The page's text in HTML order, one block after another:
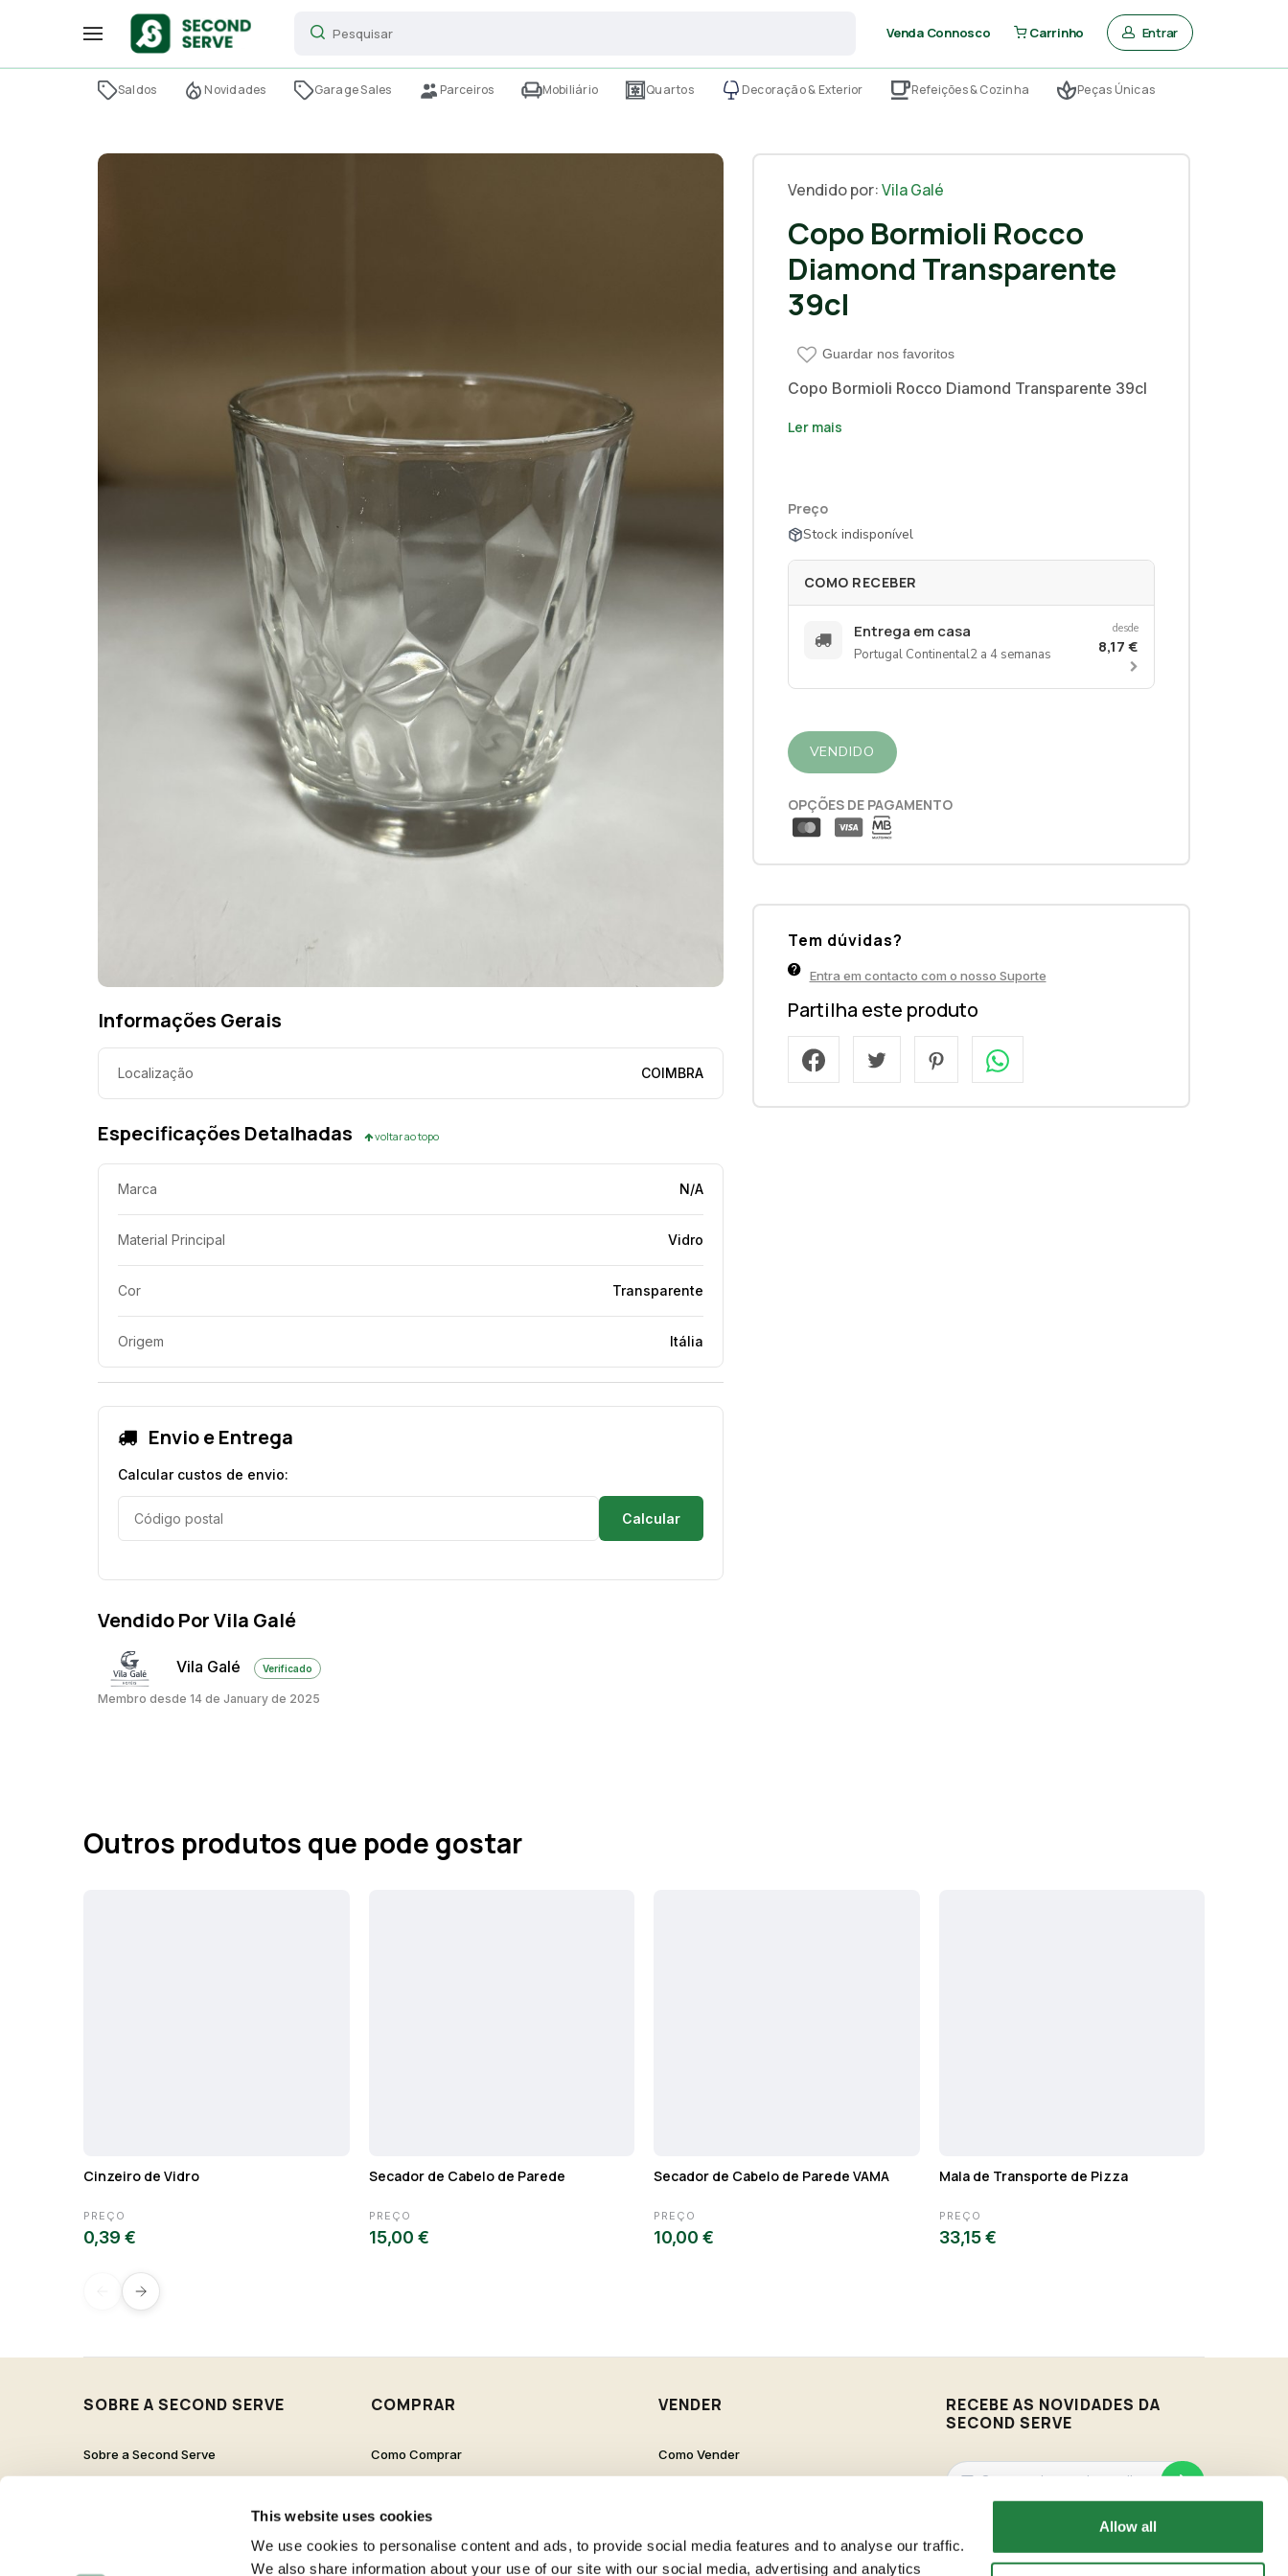
This website uses cookies
We use cookies to personalise content and ads, to provide social media features and to analyse our traffic.
We also share information about your use of our site with our social media, advertising and analytics
Allow all
Venda Connosco Carrinho Entrar
Saldos Novidades Garage Sales Parceiros Mobiliário Quartos Decoração & Exterior Refeições & Cozinha Peças Únicas
Informações Gerais
Localização COIMBRA
Especificações Detalhadas voltar ao topo
Marca N/A
Material Principal Vidro
Cor Transparente
Origem Itália
Envio e Entrega
Calcular custos de envio:
Calcular
Vendido Por Vila Galé
Vila Galé Verificado
Membro desde 14 de January de 2025
Vendido por:Vila Galé
Copo Bormioli Rocco
Diamond Transparente
39cl
Guardar nos favoritos
Copo Bormioli Rocco Diamond Transparente 39cl
Ler mais
Preço
Stock indisponível
COMO RECEBER
Entrega em casa
Portugal Continental2 a 4 semanas
desde
8,17 €
VENDIDO
OPÇÕES DE PAGAMENTO
Tem dúvidas?
Entra em contacto com o nosso Suporte
Partilha este produto
Outros produtos que pode gostar
Cinzeiro de Vidro
PREÇO
0,39 €
Secador de Cabelo de Parede
PREÇO
15,00 €
Secador de Cabelo de Parede VAMA
PREÇO
10,00 €
Mala de Transporte de Pizza
PREÇO
33,15 €
SOBRE A SECOND SERVE
Sobre a Second Serve
COMPRAR
Como Comprar
Perguntas Frequentes
VENDER
Como Vender
RECEBE AS NOVIDADES DA
SECOND SERVE
Vamos enviar-te as novidades de acordo com os